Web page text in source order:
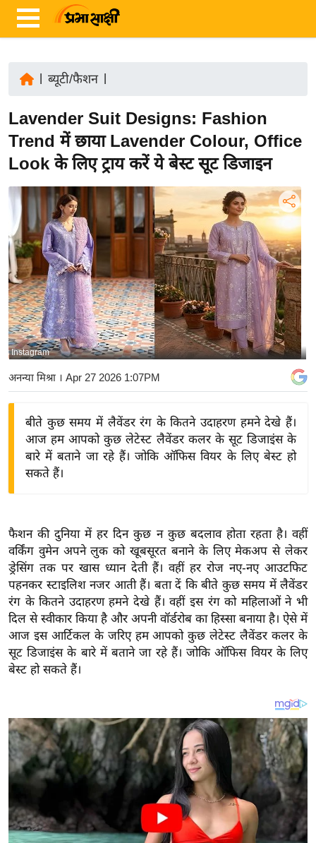
ज़ा
ख
ब
र
रा
ष्ट्री
य
अं
त
र्रा
ष्ट्री
य
बि
ज़
ने
द्यो
वि
शे
ष
ज्ञ
रा
य
ब
ज
खे
ल
क्रि
के
I
P
ब्यूटी/फैशन|
Lavender Suit Designs: Fashion
Trend में छाया Lavender Colour, Office
Look के लिए ट्राय करें ये बेस्ट सूट डिजाइन
Instagram
अनन्या मिश्रा । Apr 27 2026 1:07PM
बीते कुछ समय में लैवेंडर रंग के कितने उदाहरण हमने देखे हैं।
आज हम आपको कुछ लेटेस्ट लैवेंडर कलर के सूट डिजाइंस के
बारे में बताने जा रहे हैं। जोकि ऑफिस वियर के लिए बेस्ट हो
सकते हैं।
फैशन की दुनिया में हर दिन कुछ न कुछ बदलाव होता रहता है। वहीं
वर्किंग वुमेन अपने लुक को खूबसूरत बनाने के लिए मेकअप से लेकर
ड्रेसिंग तक पर खास ध्यान देती हैं। वहीं हर रोज नए-नए आउटफिट
पहनकर स्टाइलिश नजर आती हैं। बता दें कि बीते कुछ समय में लैवेंडर
रंग के कितने उदाहरण हमने देखे हैं। वहीं इस रंग को महिलाओं ने भी
दिल से स्वीकार किया है और अपनी वॉर्डरोब का हिस्सा बनाया है। ऐसे में
आज इस आर्टिकल के जरिए हम आपको कुछ लेटेस्ट लैवेंडर कलर के
सूट डिजाइंस के बारे में बताने जा रहे हैं। जोकि ऑफिस वियर के लिए
बेस्ट हो सकते हैं।